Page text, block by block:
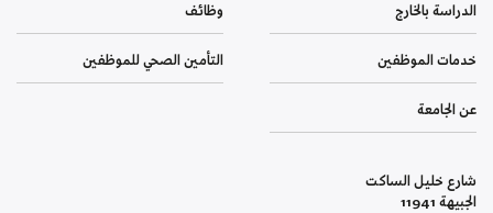
الدراسة بالخارج وظائف
خدمات الموظفين التأمين الصحي للموظفين
عن الجامعة
شارع خليل الساكت
الجبيهة 11941